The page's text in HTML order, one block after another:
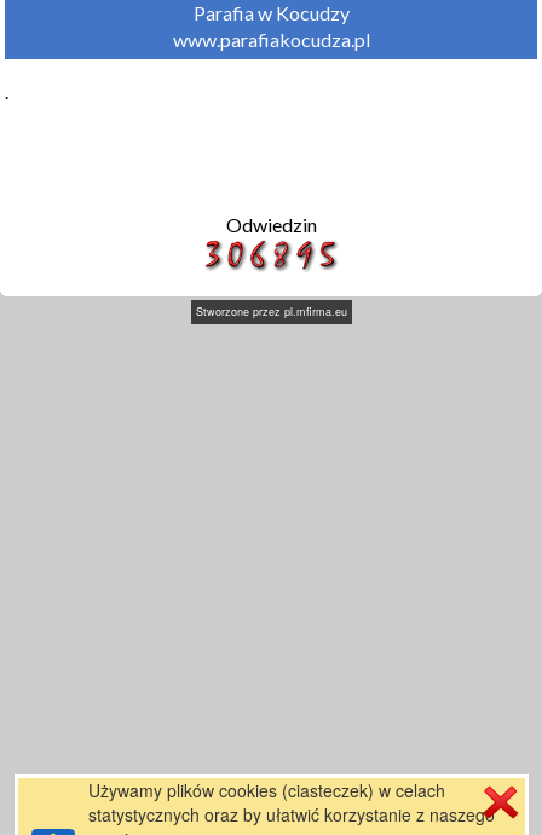
Parafia w Kocudzy
www.parafiakocudza.pl
.
Odwiedzin
Stworzone przez pl.mfirma.eu
Używamy plików cookies (ciasteczek) w celach
statystycznych oraz by ułatwić korzystanie z naszego